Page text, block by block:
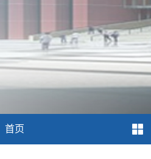
首页